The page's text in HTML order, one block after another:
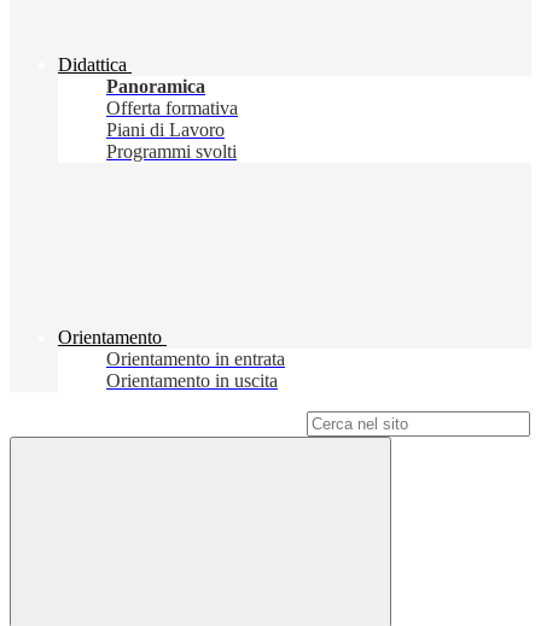
Didattica
Panoramica
Offerta formativa
Piani di Lavoro
Programmi svolti
Orientamento
Orientamento in entrata
Orientamento in uscita